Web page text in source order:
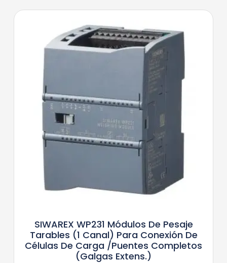
SIWAREX WP231 Módulos De Pesaje
Tarables (1 Canal) Para Conexión De
Células De Carga /puentes Completos
(galgas Extens.)